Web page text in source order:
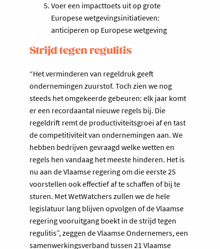
Voer een impacttoets uit op grote
Europese wetgevingsinitiatieven:
anticiperen op Europese wetgeving
Strijd tegen regulitis
“Het verminderen van regeldruk geeft
ondernemingen zuurstof. Toch zien we nog
steeds het omgekeerde gebeuren: elk jaar komt
er een recordaantal nieuwe regels bij. Die
regeldrift remt de productiviteitsgroei af en tast
de competitiviteit van ondernemingen aan. We
hebben bedrijven gevraagd welke wetten en
regels hen vandaag het meeste hinderen. Het is
nu aan de Vlaamse regering om die eerste 25
voorstellen ook effectief af te schaffen of bij te
sturen. Met WetWatchers zullen we de hele
legislatuur lang blijven opvolgen of de Vlaamse
regering vooruitgang boekt in de strijd tegen
regulitis”, zeggen de Vlaamse Ondernemers, een
samenwerkingsverband tussen 21 Vlaamse